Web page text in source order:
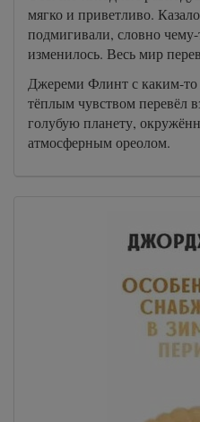
мягко и приветливо.
подмигивали, словно чему-
изменилось. Весь мир
Джереми Флинт с каким-
тёплым чувством перевёл
голубую планету,
атмосферным ореолом.